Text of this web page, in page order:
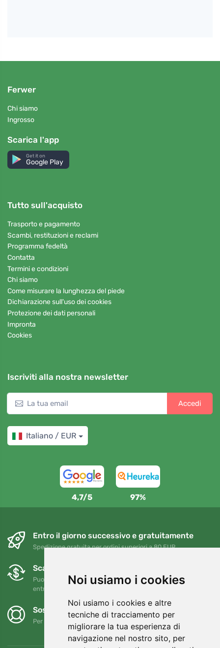
Noi usiamo i cookies
Noi usiamo i cookies e altre
tecniche di tracciamento per
migliorare la tua esperienza di
navigazione nel nostro sito, per
Ferwer
Chi siamo
Ingrosso
Scarica l'app
Get it on
Google Play
Tutto sull'acquisto
Trasporto e pagamento
Scambi, restituzioni e reclami
Programma fedeltà
Contatta
Termini e condizioni
Chi siamo
Come misurare la lunghezza del piede
Dichiarazione sull'uso dei cookies
Protezione dei dati personali
Impronta
Cookies
Iscriviti alla nostra newsletter
Accedi
Italiano / EUR
4,7/5 97%
Entro il giorno successivo e gratuitamente
Spedizione gratuita per ordini superiori a 80 EUR
Scambi e resi gratuiti
Puoi restituire o cambiare il tuo ordine in qualsiasi momento
entro 90 giorni
Sosteniamo Trees.org
Per ogni ordine piantiamo un albero! Leggi di più